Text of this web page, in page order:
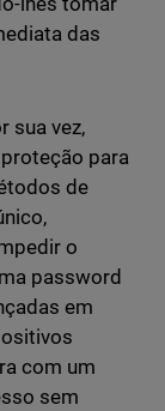
das
sua vez,
para
de
o
password
em
com um
sem